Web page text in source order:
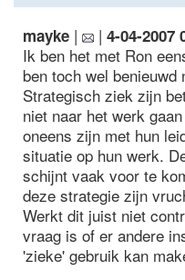
mayke | | 4-04-2007
Ik ben het met Ron
ben toch wel
Strategisch ziek zijn
niet naar het werk
oneens zijn met hun
situatie op hun werk.
schijnt vaak voor te
deze strategie zijn
Werkt dit juist niet
vraag is of er andere
'zieke' gebruik kan